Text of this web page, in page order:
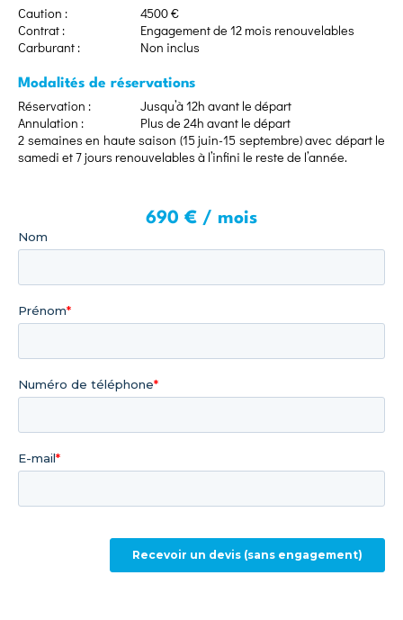
Caution :
4500 €
Contrat :
Engagement de 12 mois renouvelables
Carburant :
Non inclus
Modalités de réservations
Réservation :
Jusqu’à 12h avant le départ
Annulation :
Plus de 24h avant le départ
2 semaines en haute saison (15 juin-15 septembre) avec départ le
samedi et 7 jours renouvelables à l’infini le reste de l’année.
690 € / mois